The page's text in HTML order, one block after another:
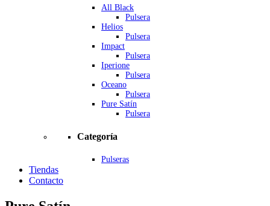
All Black
Pulsera
Helios
Pulsera
Impact
Pulsera
Iperione
Pulsera
Oceano
Pulsera
Pure Satín
Pulsera
Categoría
Pulseras
Tiendas
Contacto